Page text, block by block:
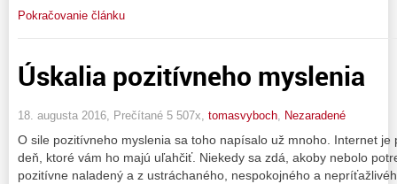
Pokračovanie článku
Úskalia pozitívneho myslenia
18. augusta 2016, Prečítané 5 507x, tomasvyboch, Nezaradené
O sile pozitívneho myslenia sa toho napísalo už mnoho. Internet
deň, ktoré vám ho majú uľahčiť. Niekedy sa zdá, akoby nebolo
pozitívne naladený a z ustráchaného, nespokojného a